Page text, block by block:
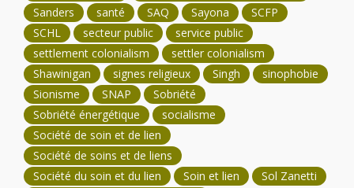
Sanders
santé SAQ Sayona
SCFP
SCHL
secteur public
service public
settlement colonialism
settler colonialism
Shawinigan
signes religieux Singh
sinophobie
Sionisme
SNAP
Sobriété
Sobriété énergétique
socialisme
Société de soin et de lien
Société de soins et de liens
Société du soin et du lien
Soin et lien
Sol Zanetti